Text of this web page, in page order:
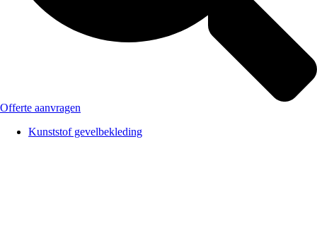
Offerte aanvragen
Kunststof gevelbekleding